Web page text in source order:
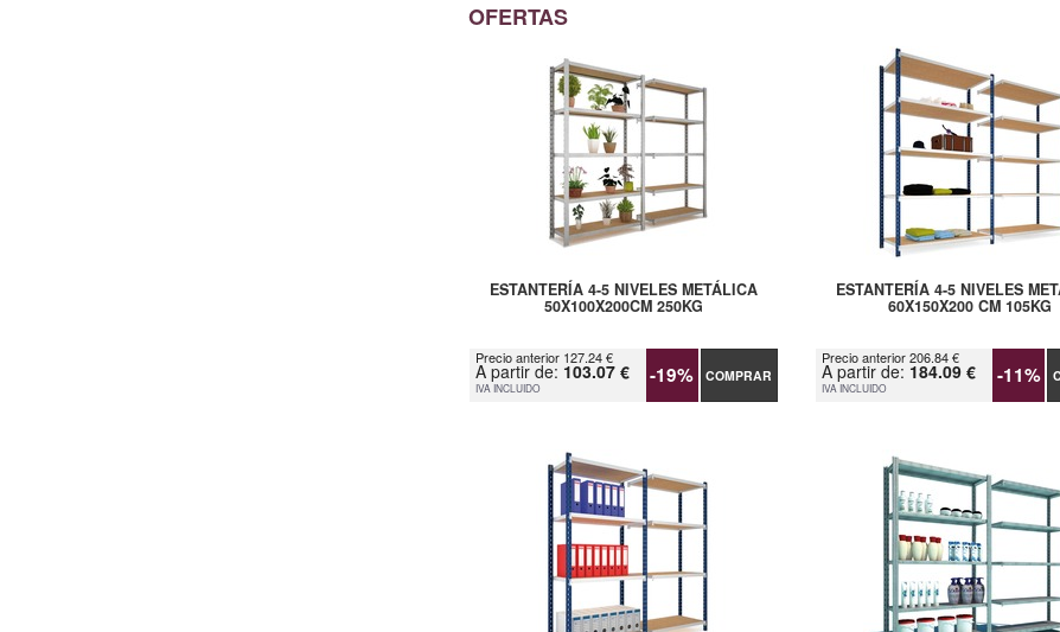
OFERTAS
ESTANTERÍA 4-5 NIVELES METÁLICA
50X100X200CM 250KG
Precio anterior 127.24 €
A partir de: 103.07 €
IVA INCLUIDO -19% COMPRAR
ESTANTERÍA 4-5 NIVELES
60X150X200 CM 105KG
Precio anterior 206.84 €
A partir de: 184.09 €
IVA INCLUIDO -11%